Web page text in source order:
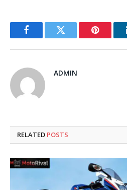
FacebookTwitter Pinterest
ADMIN
RELATED POSTS